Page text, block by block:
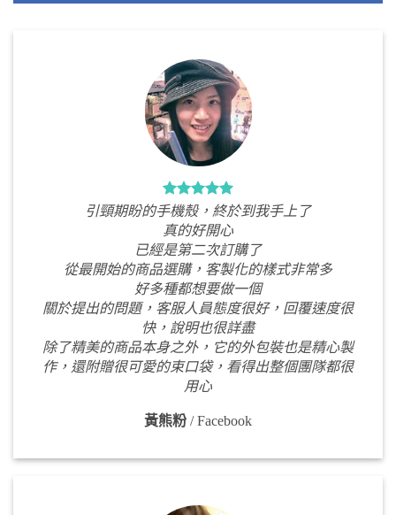
引頸期盼的手機殼，終於到我手上了
真的好開心
已經是第二次訂購了
從最開始的商品選購，客製化的樣式非常多
好多種都想要做一個
關於提出的問題，客服人員態度很好，回覆速度很
快，說明也很詳盡
除了精美的商品本身之外，它的外包裝也是精心製
作，還附贈很可愛的束口袋，看得出整個團隊都很
用心
黃熊粉 /Facebook